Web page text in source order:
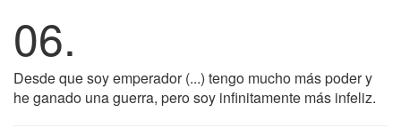
06.
Desde que soy emperador (...) tengo mucho más poder y
he ganado una guerra, pero soy infinitamente más infeliz.